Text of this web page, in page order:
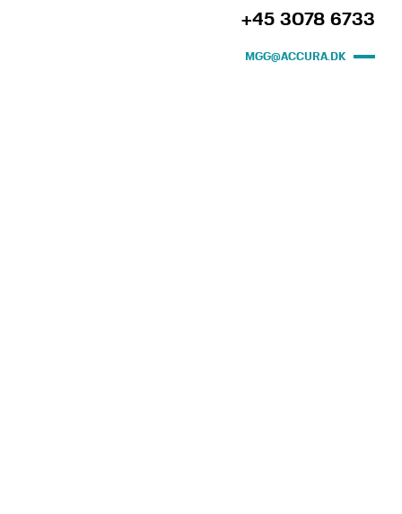
+45 3078 6733
MGG@ACCURA.DK